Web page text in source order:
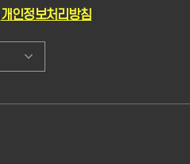
개인정보처리방침